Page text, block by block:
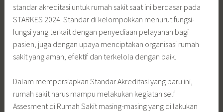
standar akreditasi untuk rumah sakit saat ini berdasar pada
STARKES 2024. Standar di kelompokkan menurut fungsi-
fungsi yang terkait dengan penyediaan pelayanan bagi
pasien, juga dengan upaya menciptakan organisasi rumah
sakit yang aman, efektif dan terkelola dengan baik.
Dalam mempersiapkan Standar Akreditasi yang baru ini,
rumah sakit harus mampu melakukan kegiatan self
Assesment di Rumah Sakit masing-masing yang di lakukan